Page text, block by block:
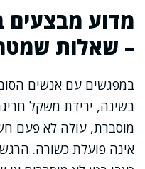
מדוע מבצעים
– שאלות
במפגשים עם אנשים
בשינה, ירידת משקל
מוסברת, עולה לא פעם
אינה פועלת כשורה.